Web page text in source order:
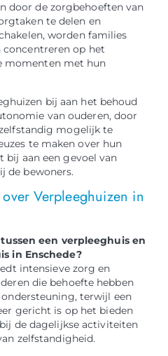
door de zorgbehoeften van
te delen en
worden families
concentreren op het
momenten met hun
bij aan het behoud
van ouderen, door
mogelijk te
te maken over hun
bij aan een gevoel van
de bewoners.
Verpleeghuizen in
een verpleeghuis en
in Enschede?
intensieve zorg en
die behoefte hebben
terwijl een
gericht is op het bieden
de dagelijkse activiteiten
zelfstandigheid.